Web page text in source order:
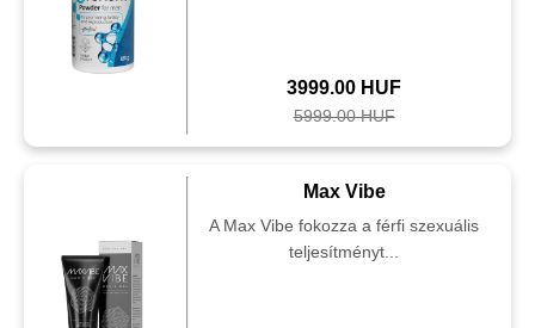
3999.00 HUF
5999.00 HUF
Max Vibe
A Max Vibe fokozza a férfi szexuális
teljesítményt...